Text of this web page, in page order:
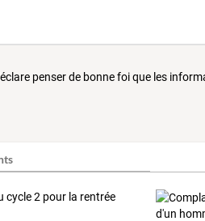
penser de bonne foi que les
cycle 2 pour la rentrée